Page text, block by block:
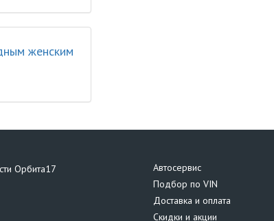
женским
Автосервис
Подбор по VIN
Доставка и оплата
Скидки и акции